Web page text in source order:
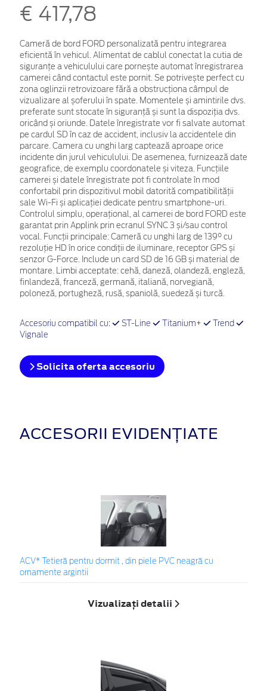
€ 417,78
Cameră de bord FORD personalizată pentru integrarea
eficientă în vehicul. Alimentat de cablul conectat la cutia de
siguranțe a vehiculului care pornește automat înregistrarea
camerei când contactul este pornit. Se potrivește perfect cu
zona oglinzii retrovizoare fără a obstrucționa câmpul de
vizualizare al șoferului în spate. Momentele și amintirile dvs.
preferate sunt stocate în siguranță și sunt la dispoziția dvs.
oricând și oriunde. Datele înregistrate vor fi salvate automat
pe cardul SD în caz de accident, inclusiv la accidentele din
parcare. Camera cu unghi larg captează aproape orice
incidente din jurul vehiculului. De asemenea, furnizează date
geografice, de exemplu coordonatele și viteza. Funcțiile
camerei și datele înregistrate pot fi controlate în mod
confortabil prin dispozitivul mobil datorită compatibilității
sale Wi-Fi și aplicației dedicate pentru smartphone-uri.
Controlul simplu, operațional, al camerei de bord FORD este
garantat prin Applink prin ecranul SYNC 3 și/sau control
vocal. Funcții principale: Cameră cu unghi larg de 139° cu
rezoluție HD în orice condiții de iluminare, receptor GPS și
senzor G-Force. Include un card SD de 16 GB și material de
montare. Limbi acceptate: cehă, daneză, olandeză, engleză,
finlandeză, franceză, germană, italiană, norvegiană,
poloneză, portugheză, rusă, spaniolă, suedeză și turcă.
Accesoriu compatibil cu: ST-Line Titanium+
Trend
Vignale
Solicita oferta accesoriu
ACCESORII EVIDENȚIATE
ACV* Tetieră pentru dormit , din piele PVC neagră cu
ornamente argintii
Vizualizați detalii